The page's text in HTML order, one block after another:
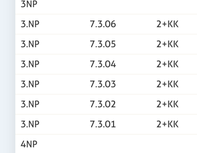
3NP
3.NP
7.3.06 2+KK
3.NP
7.3.05 2+KK
3.NP
7.3.04 2+KK
3.NP
7.3.03 2+KK
3.NP
7.3.02 2+KK
3.NP
7.3.01 2+KK
4NP